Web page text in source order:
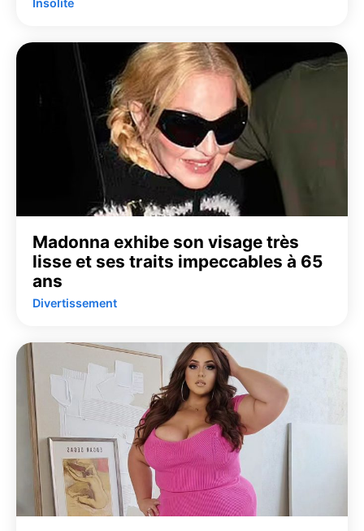
Insolite
Madonna exhibe son visage très
lisse et ses traits impeccables à 65
ans
Divertissement